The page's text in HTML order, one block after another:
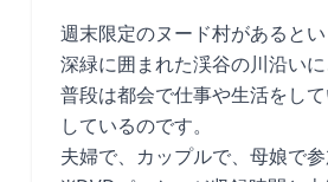
週末限定のヌード村があると
深緑に囲まれた渓谷の川沿い
普段は都会で仕事や生活をし
しているのです。
夫婦で、カップルで、母娘で